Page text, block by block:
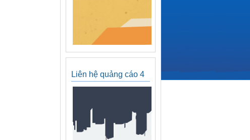
Liên hệ quảng cáo 4